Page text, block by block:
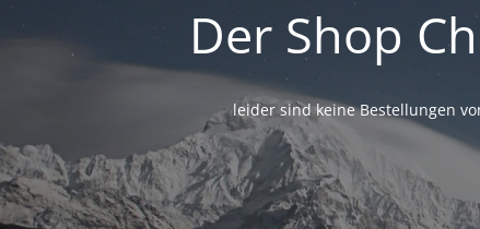
Der Shop
leider sind keine Bestellungen